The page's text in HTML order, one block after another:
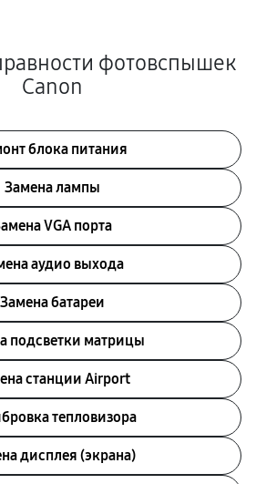
фотовспышек
Canon
блока питания
Замена лампы
VGA порта
аудио выхода
Замена батареи
подсветки матрицы
станции Airport
тепловизора
дисплея (экрана)